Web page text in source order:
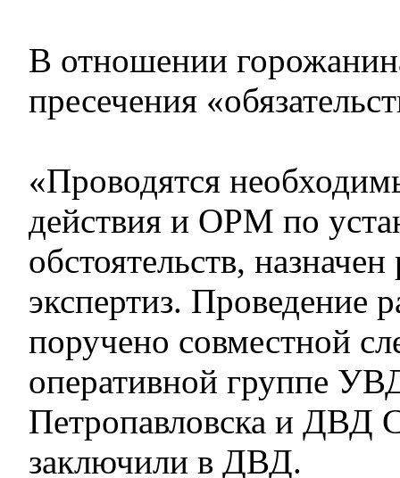
В отношении
пресечения
«Проводятся
действия и ОРМ по
обстоятельств,
экспертиз. Проведение
поручено совместной
оперативной группе
Петропавловска и ДВД
заключили в ДВД.